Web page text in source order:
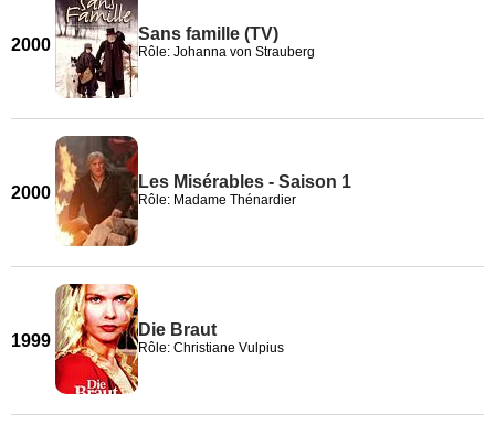
2000
Sans famille (TV)
Rôle: Johanna von Strauberg
2000
Les Misérables - Saison 1
Rôle: Madame Thénardier
1999
Die Braut
Rôle: Christiane Vulpius